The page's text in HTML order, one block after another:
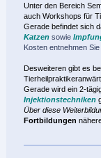
Unter den Bereich
auch Workshops für
Gerade befindet sich
Katzensowie
Kosten entnehmen
Desweiteren gibt es
Gerade wird ein 2-
Injektionstechniken
Über diese
Fortbildungen